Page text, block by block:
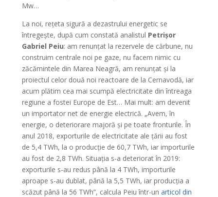
Mw…
La noi, rețeta sigură a dezastrului energetic se
întregește, după cum constată analistul Petrișor
Gabriel Peiu: am renunțat la rezervele de cărbune, nu
construim centrale noi pe gaze, nu facem nimic cu
zăcămintele din Marea Neagră, am renunțat și la
proiectul celor două noi reactoare de la Cernavodă, iar
acum plătim cea mai scumpă electricitate din întreaga
regiune a fostei Europe de Est… Mai mult: am devenit
un importator net de energie electrică. „Avem, în
energie, o deteriorare majoră și pe toate fronturile. În
anul 2018, exporturile de electricitate ale țării au fost
de 5,4 TWh, la o producție de 60,7 TWh, iar importurile
au fost de 2,8 TWh. Situația s-a deteriorat în 2019:
exporturile s-au redus până la 4 TWh, importurile
aproape s-au dublat, până la 5,5 TWh, iar producția a
scăzut până la 56 TWh”, calcula Peiu într-un articol din